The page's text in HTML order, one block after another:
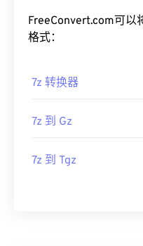
FreeConvert.com可以
格式：
7z 转换器
7z 到 Gz
7z 到 Tgz